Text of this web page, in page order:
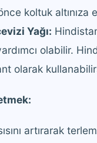
koltuk
Yağı:
olabilir.
olarak
artırarak